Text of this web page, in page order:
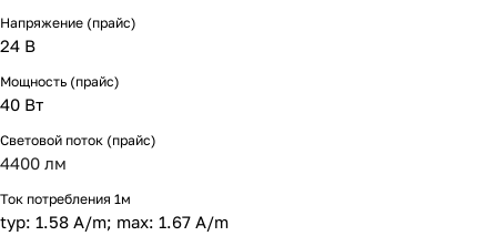
Напряжение (прайс)
24 В
Мощность (прайс)
40 Вт
Световой поток (прайс)
4400 лм
Ток потребления 1м
typ: 1.58 A/m; max: 1.67 A/m